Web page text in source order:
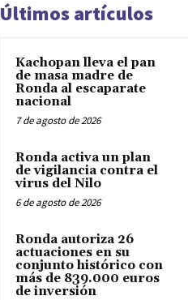
Últimos artículos
Kachopan lleva el pan
de masa madre de
Ronda al escaparate
nacional
7 de agosto de 2026
Ronda activa un plan
de vigilancia contra el
virus del Nilo
6 de agosto de 2026
Ronda autoriza 26
actuaciones en su
conjunto histórico con
más de 839.000 euros
de inversión